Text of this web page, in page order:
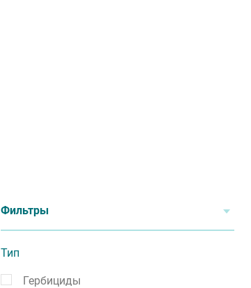
Фильтры
Тип
Гербициды